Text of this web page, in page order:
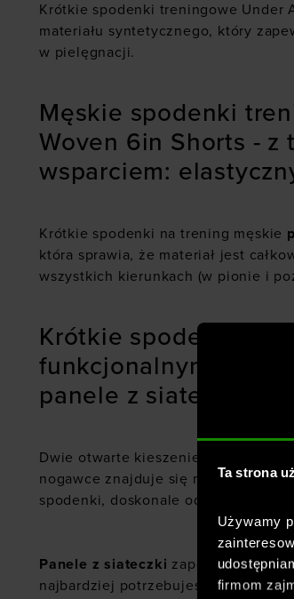
Ta strona
Używamy
firmom
Krótkie spodenki treningowe Under
materiału syntetycznego, który
w pielęgnacji.
Męskie spodenki
Woven 6in Shorts - z
wsparciem:
Krótkie spodenki na trening męskie
która sprawia, że materiał jest
wszystkich kierunkach (w pionie i
Krótkie spodenki
funkcjonalnymi
panele z siateczki,
Dwie otwarte kieszenie zostały
nogawce znajduje się małe logo
spodenki, doskonale odprowadza
Panele z siateczki zapewniają
najbardziej potrzebujesz podczas